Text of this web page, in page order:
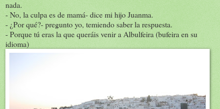
nada.
- No, la culpa es de mamá- dice mi hijo Juanma.
- ¿Por qué?- pregunto yo, temiendo saber la respuesta.
- Porque tú eras la que queráis venir a Albulfeira (bufeira en su
idioma)